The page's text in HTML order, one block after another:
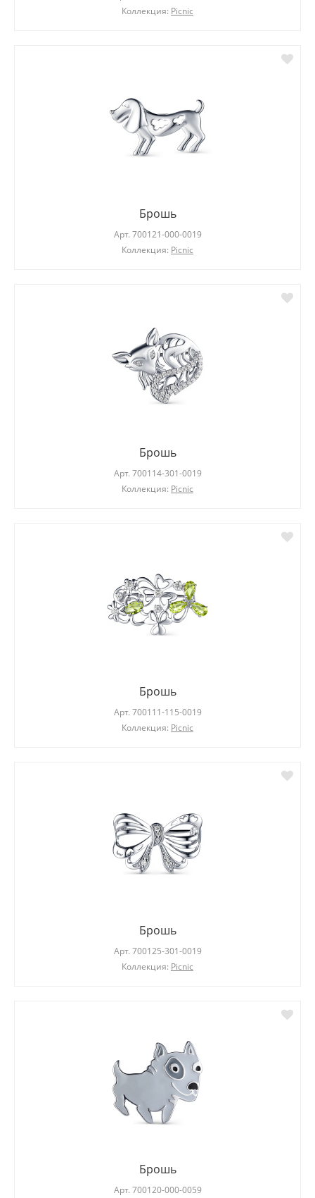
Коллекция: Picnic
Брошь
Арт. 700121-000-0019
Коллекция: Picnic
Брошь
Арт. 700114-301-0019
Коллекция: Picnic
Брошь
Арт. 700111-115-0019
Коллекция: Picnic
Брошь
Арт. 700125-301-0019
Коллекция: Picnic
Брошь
Арт. 700120-000-0059